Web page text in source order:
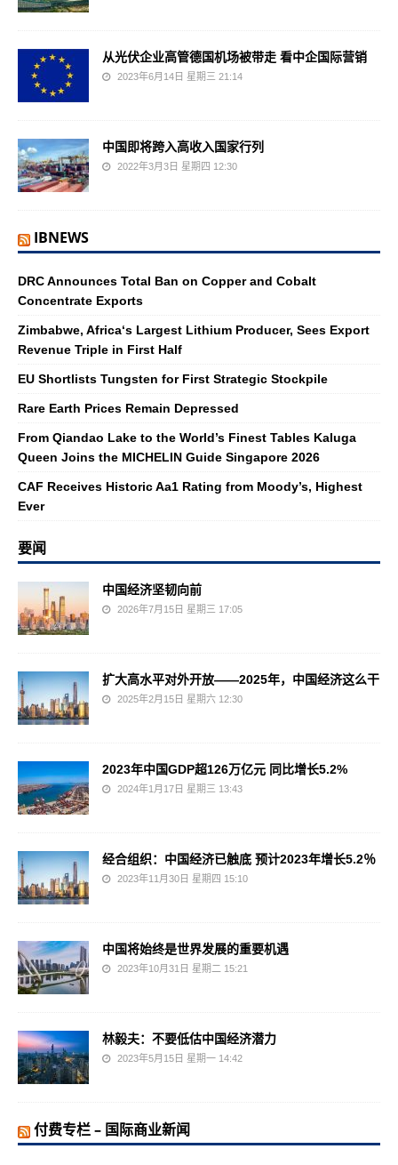
从光伏企业高管德国机场被带走 看中企国际营销
2023年6月14日 星期三 21:14
中国即将跨入高收入国家行列
2022年3月3日 星期四 12:30
IBNEWS
DRC Announces Total Ban on Copper and Cobalt
Concentrate Exports
Zimbabwe, Africa‘s Largest Lithium Producer, Sees Export
Revenue Triple in First Half
EU Shortlists Tungsten for First Strategic Stockpile
Rare Earth Prices Remain Depressed
From Qiandao Lake to the World’s Finest Tables Kaluga
Queen Joins the MICHELIN Guide Singapore 2026
CAF Receives Historic Aa1 Rating from Moody’s, Highest
Ever
要闻
中国经济坚韧向前
2026年7月15日 星期三 17:05
扩大高水平对外开放——2025年，中国经济这么干
2025年2月15日 星期六 12:30
2023年中国GDP超126万亿元 同比增长5.2%
2024年1月17日 星期三 13:43
经合组织：中国经济已触底 预计2023年增长5.2％
2023年11月30日 星期四 15:10
中国将始终是世界发展的重要机遇
2023年10月31日 星期二 15:21
林毅夫：不要低估中国经济潜力
2023年5月15日 星期一 14:42
付费专栏 – 国际商业新闻